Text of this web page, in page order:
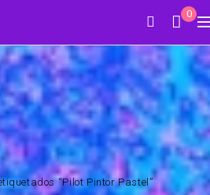
0
“Pilot Pintor Pastel”